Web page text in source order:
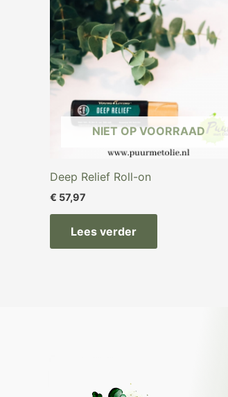
NIET OP VOORRAAD
Deep Relief Roll-on
€ 57,97
Lees verder